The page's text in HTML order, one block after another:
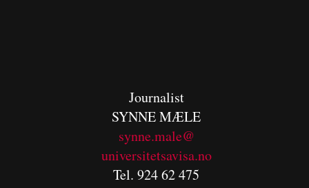
Journalist
SYNNE MÆLE
synne.male@
universitetsavisa.no
Tel. 924 62 475